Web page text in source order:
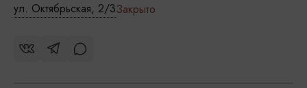
ул. Октябрьская, 2/3Закрыто